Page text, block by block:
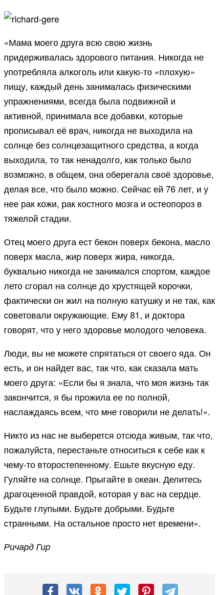
«Мама моего друга всю свою жизнь
придерживалась здорового питания. Никогда не
употребляла алкоголь или какую-то «плохую»
пищу, каждый день занималась физическими
упражнениями, всегда была подвижной и
активной, принимала все добавки, которые
прописывал её врач, никогда не выходила на
солнце без солнцезащитного средства, а когда
выходила, то так ненадолго, как только было
возможно, в общем, она оберегала своё здоровье,
делая все, что было можно. Сейчас ей 76 лет, и у
нее рак кожи, рак костного мозга и остеопороз в
тяжелой стадии.
Отец моего друга ест бекон поверх бекона, масло
поверх масла, жир поверх жира, никогда,
буквально никогда не занимался спортом, каждое
лето сгорал на солнце до хрустящей корочки,
фактически он жил на полную катушку и не так, как
советовали окружающие. Ему 81, и доктора
говорят, что у него здоровье молодого человека.
Люди, вы не можете спрятаться от своего яда. Он
есть, и он найдет вас, так что, как сказала мать
моего друга: «Если бы я знала, что моя жизнь так
закончится, я бы прожила ее по полной,
наслаждаясь всем, что мне говорили не делать!».
Никто из нас не выберется отсюда живым, так что,
пожалуйста, перестаньте относиться к себе как к
чему-то второстепенному. Ешьте вкусную еду.
Гуляйте на солнце. Прыгайте в океан. Делитесь
драгоценной правдой, которая у вас на сердце.
Будьте глупыми. Будьте добрыми. Будьте
странными. На остальное просто нет времени».
Ричард Гир